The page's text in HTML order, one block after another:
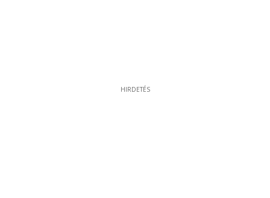
HIRDETÉS